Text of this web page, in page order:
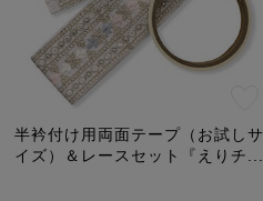
半衿付け用両面テープ（お試しサ
イズ）＆レースセット『えりチ...